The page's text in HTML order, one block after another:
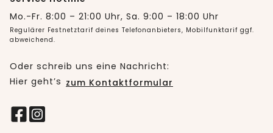
Mo.-Fr. 8:00 – 21:00 Uhr, Sa. 9:00 – 18:00 Uhr
Regulärer Festnetztarif deines Telefonanbieters, Mobilfunktarif ggf.
abweichend.
Oder schreib uns eine Nachricht:
Hier geht’s zum Kontaktformular